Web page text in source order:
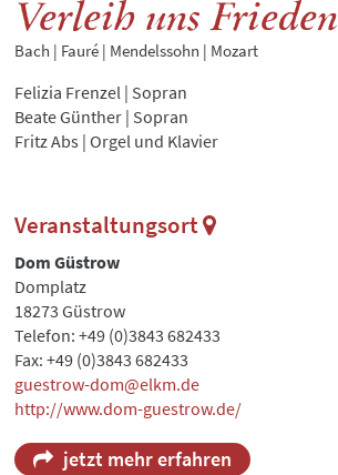
Verleih uns Frieden
Bach | Fauré | Mendelssohn | Mozart
Felizia Frenzel | Sopran
Beate Günther | Sopran
Fritz Abs | Orgel und Klavier
Veranstaltungsort
Dom Güstrow
Domplatz
18273 Güstrow
Telefon: +49 (0)3843 682433
Fax: +49 (0)3843 682433
guestrow-dom@elkm.de
http://www.dom-guestrow.de/
jetzt mehr erfahren